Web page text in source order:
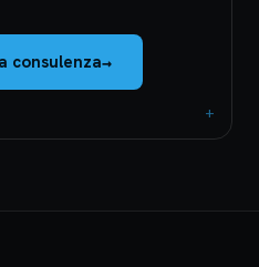
+
consulenza→